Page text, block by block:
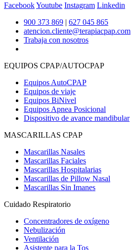
FacebookYoutube Instagram Linkedin
900 373 869 | 627 045 865
atencion.cliente@terapiacpap.com
Trabaja con nosotros
EQUIPOS CPAP/AUTOCPAP
Equipos AutoCPAP
Equipos de viaje
Equipos BiNivel
Equipos Apnea Posicional
Dispositivo de avance mandibular
MASCARILLAS CPAP
Mascarillas Nasales
Mascarillas Faciales
Mascarillas Hospitalarias
Mascarillas de Pillow Nasal
Mascarillas Sin Imanes
Cuidado Respiratorio
Concentradores de oxígeno
Nebulización
Ventilación
Asistente para la Tos